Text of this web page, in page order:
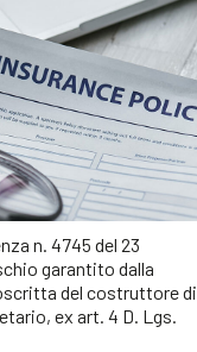
n. 4745 del 23
garantito dalla
del costruttore di
ex art. 4 D. Lgs.